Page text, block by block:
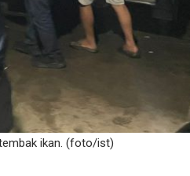
ikan. (foto/ist)